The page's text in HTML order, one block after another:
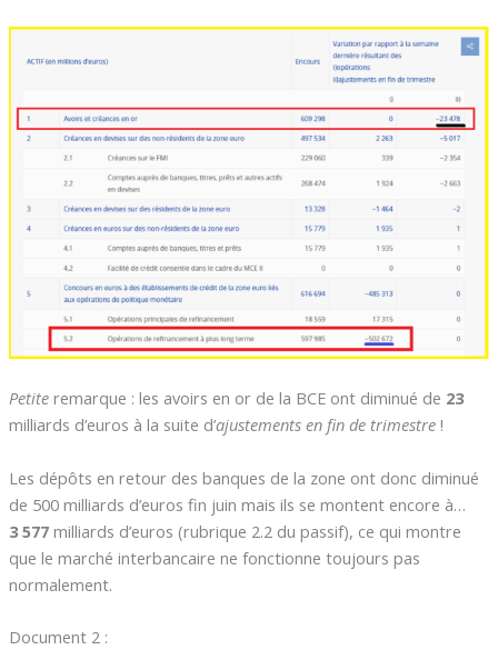
Petiteremarque : les avoirs en or de la BCE ont diminué de 23
milliards d’euros à la suite d’ajustements en fin de trimestre !
Les dépôts en retour des banques de la zone ont donc diminué
de 500 milliards d’euros fin juin mais ils se montent encore à…
3 577milliards d’euros (rubrique 2.2 du passif), ce qui montre
que le marché interbancaire ne fonctionne toujours pas
normalement.
Document 2 :